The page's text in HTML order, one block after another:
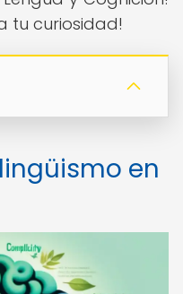
tu curiosidad!
en